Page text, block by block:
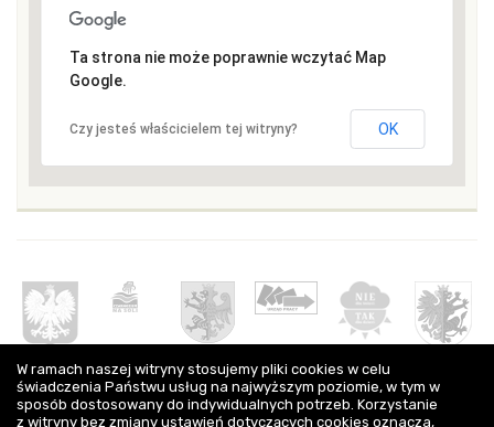
Ta strona nie może poprawnie wczytać Map
Google.
Czy jesteś właścicielem tej witryny? OK
W ramach naszej witryny stosujemy pliki cookies w celu
świadczenia Państwu usług na najwyższym poziomie, w tym w
sposób dostosowany do indywidualnych potrzeb. Korzystanie
z witryny bez zmiany ustawień dotyczących cookies oznacza,